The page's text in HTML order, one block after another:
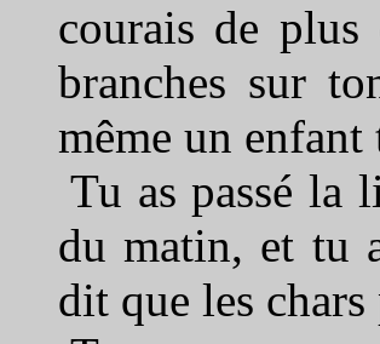
courais de
branches sur
même un
Tu as passé la
du matin, et tu
dit que les